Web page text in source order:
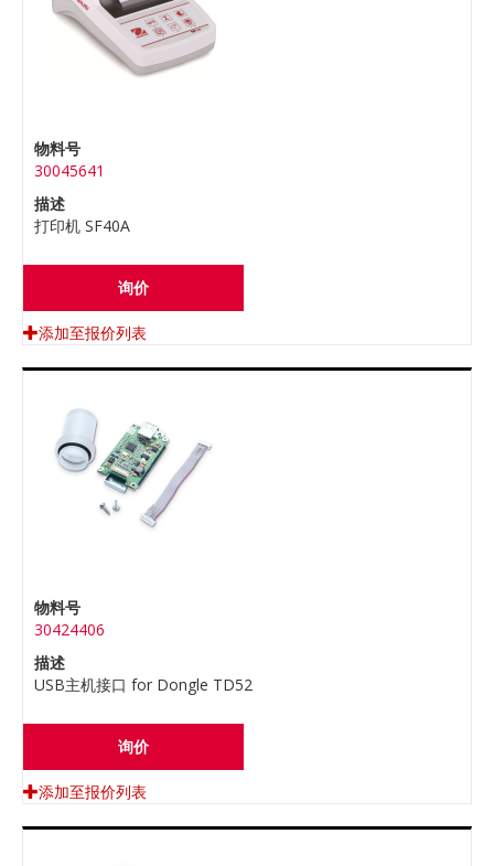
物料号
30045641
描述
打印机 SF40A
询价
添加至报价列表
物料号
30424406
描述
USB主机接口 for Dongle TD52
询价
添加至报价列表